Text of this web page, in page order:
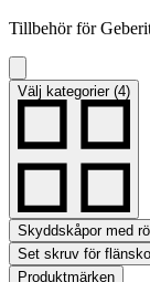
Tillbehör för
Välj kategorier (4)
Skyddskåpor med
Set skruv för
Produktmärken